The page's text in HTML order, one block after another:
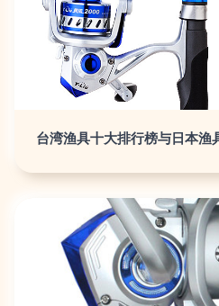
台湾渔具十大排行榜与日本渔